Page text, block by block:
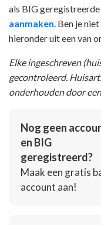
als BIG
aanmaken. Ben je
hieronder uit een van
Elke ingeschreven
gecontroleerd.
onderhouden door
Nog geen
en BIG
geregistreerd?
Maak een gratis
account aan!